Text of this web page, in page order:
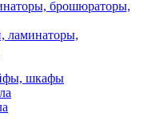
брошюраторы,
ламинаторы,
шкафы